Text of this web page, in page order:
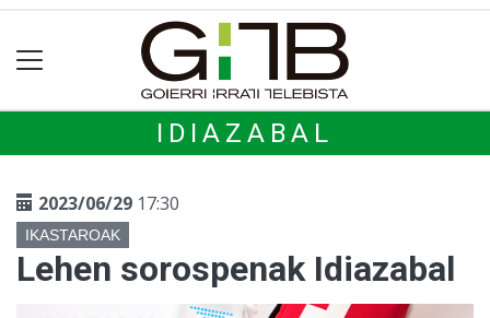
IDIAZABAL
2023/06/29 17:30
IKASTAROAK
Lehen sorospenak Idiazabal